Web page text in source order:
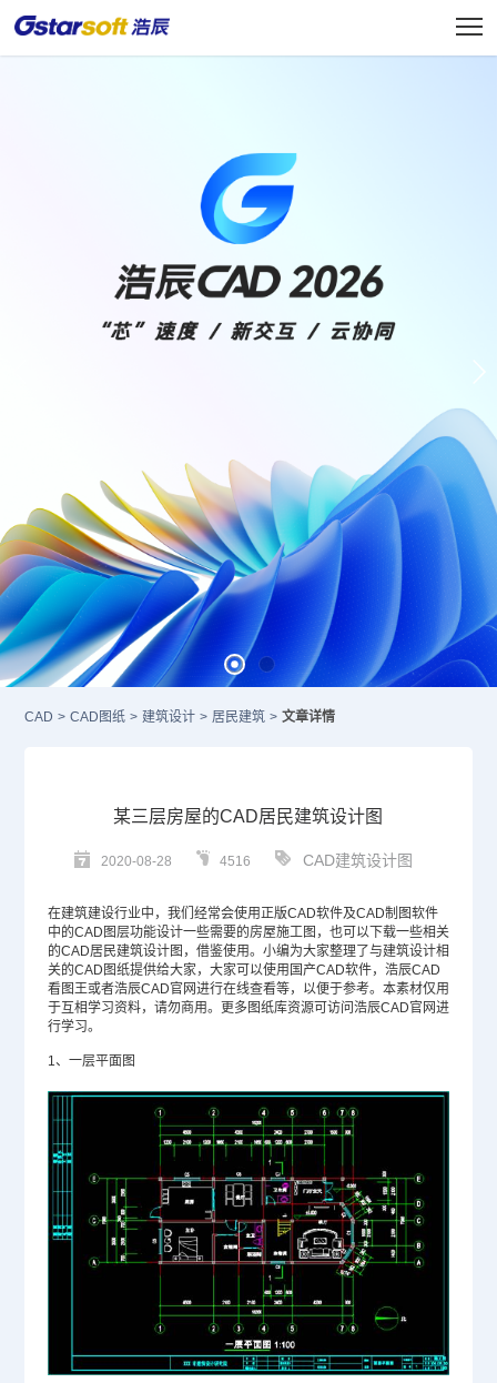
CAD > CAD图纸 > 建筑设计 > 居民建筑 > 文章详情
某三层房屋的CAD居民建筑设计图
2020-08-28 4516 CAD建筑设计图
在建筑建设行业中，我们经常会使用正版CAD软件及CAD制图软件
中的CAD图层功能设计一些需要的房屋施工图，也可以下载一些相关
的CAD居民建筑设计图，借鉴使用。小编为大家整理了与建筑设计相
关的CAD图纸提供给大家，大家可以使用 国产CAD软件，浩辰CAD
看图王或者浩辰CAD官网进行在线查看等，以便于参考。本素材仅用
于互相学习资料，请勿商用。更多图纸库资源可访问浩辰CAD官网进
行学习。
1、一层平面图